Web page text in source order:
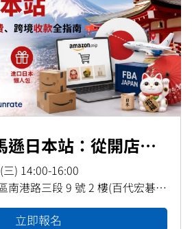
遜日本站：從開店合
跨境收款全指南
) 14:00-16:00
南港路三段 9 號 2 樓(百代宏碁大
立即報名